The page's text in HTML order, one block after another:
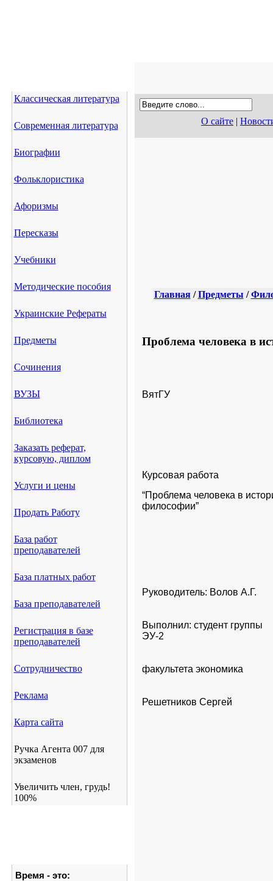
Классическая литература
Современная литература
Биографии
Фольклористика
Афоризмы
Пересказы
Учебники
Методические пособия
Украинские Рефераты
Предметы
Сочинения
ВУЗЫ
Библиотека
Заказать реферат,
курсовую, диплом
Услуги и цены
Продать Работу
База работ
преподавателей
База платных работ
База преподавателей
Регистрация в базе
преподавателей
Сотрудничество
Реклама
Карта сайта
Ручка Агента 007 для
экзаменов
Увеличить член, грудь!
100%
Время - это:
О сайте |
Главная/Предметы /
Проблема человека в
ВятГУ
Курсовая работа
“Проблема человека в
философии”
Руководитель: Волов А.Г.
Выполнил: студент группы
ЭУ-2
факультета экономика
Решетников Сергей